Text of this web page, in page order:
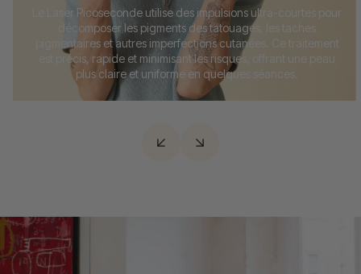
Le Laser Picoseconde utilise des impulsions ultra-courtes pour
décomposer les pigments des tatouages, les taches
pigmentaires et autres imperfections cutanées. Ce traitement
est précis, rapide et minimisant les risques, offrant une peau
plus claire et uniforme en quelques séances.